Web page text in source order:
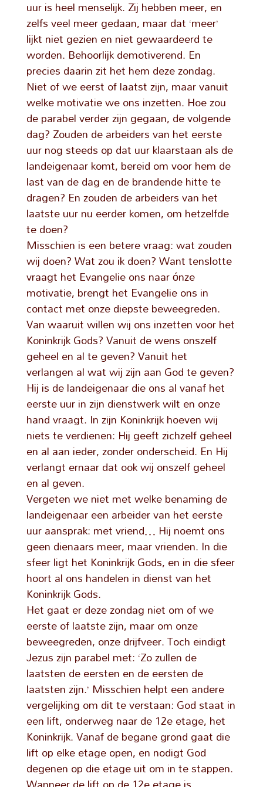
uur is heel menselijk. Zij hebben meer, en
zelfs veel meer gedaan, maar dat ‘meer’
lijkt niet gezien en niet gewaardeerd te
worden. Behoorlijk demotiverend. En
precies daarin zit het hem deze zondag.
Niet of we eerst of laatst zijn, maar vanuit
welke motivatie we ons inzetten. Hoe zou
de parabel verder zijn gegaan, de volgende
dag? Zouden de arbeiders van het eerste
uur nog steeds op dat uur klaarstaan als de
landeigenaar komt, bereid om voor hem de
last van de dag en de brandende hitte te
dragen? En zouden de arbeiders van het
laatste uur nu eerder komen, om hetzelfde
te doen?
Misschien is een betere vraag: wat zouden
wij doen? Wat zou ik doen? Want tenslotte
vraagt het Evangelie ons naar ónze
motivatie, brengt het Evangelie ons in
contact met onze diepste beweegreden.
Van waaruit willen wij ons inzetten voor het
Koninkrijk Gods? Vanuit de wens onszelf
geheel en al te geven? Vanuit het
verlangen al wat wij zijn aan God te geven?
Hij is de landeigenaar die ons al vanaf het
eerste uur in zijn dienstwerk wilt en onze
hand vraagt. In zijn Koninkrijk hoeven wij
niets te verdienen: Hij geeft zichzelf geheel
en al aan ieder, zonder onderscheid. En Hij
verlangt ernaar dat ook wij onszelf geheel
en al geven.
Vergeten we niet met welke benaming de
landeigenaar een arbeider van het eerste
uur aansprak: met vriend… Hij noemt ons
geen dienaars meer, maar vrienden. In die
sfeer ligt het Koninkrijk Gods, en in die sfeer
hoort al ons handelen in dienst van het
Koninkrijk Gods.
Het gaat er deze zondag niet om of we
eerste of laatste zijn, maar om onze
beweegreden, onze drijfveer. Toch eindigt
Jezus zijn parabel met: ‘Zo zullen de
laatsten de eersten en de eersten de
laatsten zijn.’ Misschien helpt een andere
vergelijking om dit te verstaan: God staat in
een lift, onderweg naar de 12e etage, het
Koninkrijk. Vanaf de begane grond gaat die
lift op elke etage open, en nodigt God
degenen op die etage uit om in te stappen.